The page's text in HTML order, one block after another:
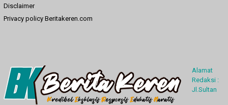
Disclaimer
Privacy policy Beritakeren.com
Alamat
Redaksi :
Jl.Sultan